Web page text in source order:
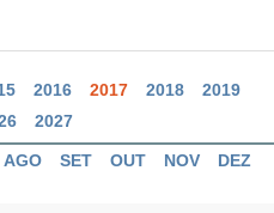
2016 2017 2018
2019
2027
AGO SET OUT NOV DEZ